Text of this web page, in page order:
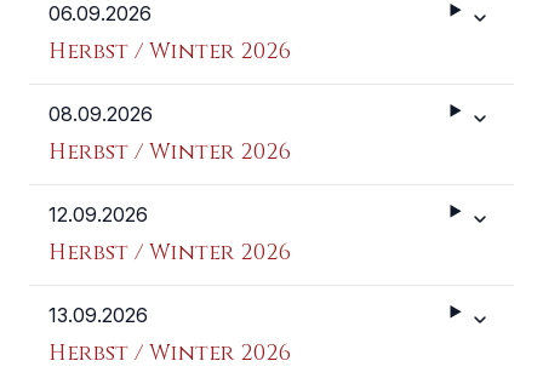
06.09.2026
Herbst / Winter 2026
Weitere
08.09.2026
Herbst / Winter 2026
Weitere
12.09.2026
Herbst / Winter 2026
Weitere
13.09.2026
Herbst / Winter 2026
Weitere